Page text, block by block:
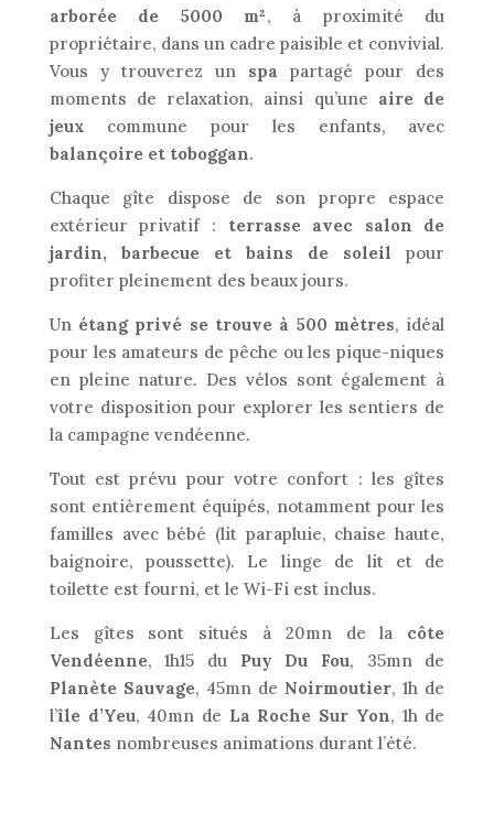
arborée de 5000 m², à proximité du
propriétaire, dans un cadre paisible et convivial.
Vous y trouverez un spa partagé pour des
moments de relaxation, ainsi qu’une aire de
jeux commune pour les enfants, avec
balançoire et toboggan.
Chaque gîte dispose de son propre espace
extérieur privatif : terrasse avec salon de
jardin, barbecue et bains de soleil pour
profiter pleinement des beaux jours.
Unétang privé se trouve à 500 mètres, idéal
pour les amateurs de pêche ou les pique-niques
en pleine nature. Des vélos sont également à
votre disposition pour explorer les sentiers de
la campagne vendéenne.
Tout est prévu pour votre confort : les gîtes
sont entièrement équipés, notamment pour les
familles avec bébé (lit parapluie, chaise haute,
baignoire, poussette). Le linge de lit et de
toilette est fourni, et le Wi-Fi est inclus.
Les gîtes sont situés à 20mn de la côte
Vendéenne, 1h15 du Puy Du Fou, 35mn de
Planète Sauvage, 45mn de Noirmoutier, 1h de
l’île d’Yeu, 40mn de La Roche Sur Yon, 1h de
Nantes nombreuses animations durant l’été.